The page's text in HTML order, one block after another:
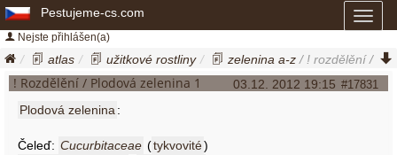
Pestujeme-cs.com
Nejste přihlášen(a)
atlas užitkové rostliny zelenina a-z / ! rozdělění /
plodová zelenina
03.12. 2012 19:15 #17831
! Rozdělění / Plodová zelenina 1
Plodová zelenina :
Čeleď: Cucurbitaceae (tykvovité)